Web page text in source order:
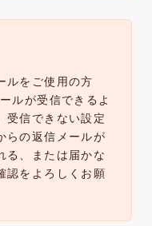
ルをご使用の方
ルが受信できるよ
受信できない設定
らの返信メールが
る、または届かな
認をよろしくお願